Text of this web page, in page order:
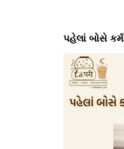
પહેલાં બોસે